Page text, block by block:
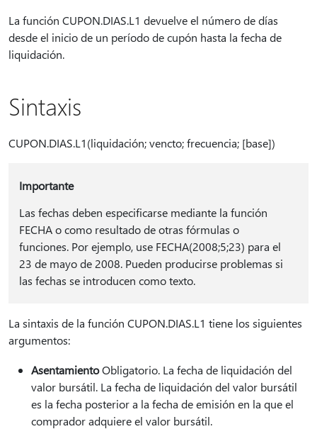
La función CUPON.DIAS.L1 devuelve el número de días
desde el inicio de un período de cupón hasta la fecha de
liquidación.
Sintaxis
CUPON.DIAS.L1(liquidación; vencto; frecuencia; [base])
Importante
Las fechas deben especificarse mediante la función
FECHA o como resultado de otras fórmulas o
funciones. Por ejemplo, use FECHA(2008;5;23) para el
23 de mayo de 2008. Pueden producirse problemas si
las fechas se introducen como texto.
La sintaxis de la función CUPON.DIAS.L1 tiene los siguientes
argumentos:
AsentamientoObligatorio. La fecha de liquidación del
valor bursátil. La fecha de liquidación del valor bursátil
es la fecha posterior a la fecha de emisión en la que el
comprador adquiere el valor bursátil.